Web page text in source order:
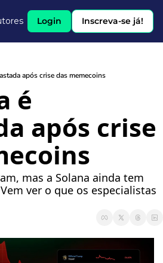
Login Inscreva-se já!
após crise das memecoins
é
após crise
mas a Solana ainda tem
ver o que os especialistas